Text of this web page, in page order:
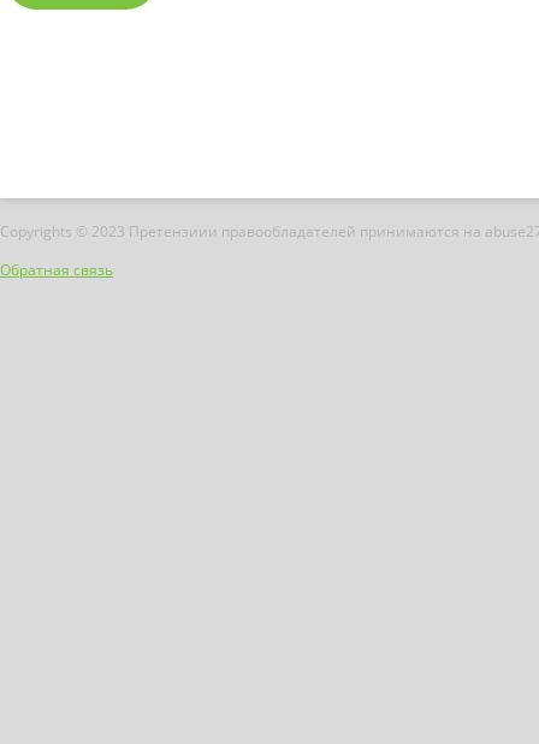
Copyrights © 2023 Претензиии правообладателей принимаются на
Обратная связь